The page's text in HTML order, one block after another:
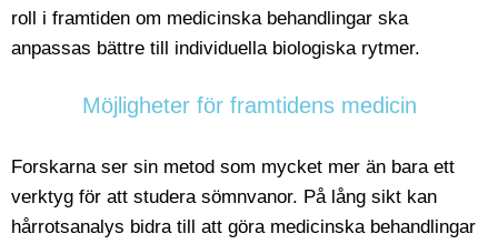
roll i framtiden om medicinska behandlingar ska
anpassas bättre till individuella biologiska rytmer.
Möjligheter för framtidens medicin
Forskarna ser sin metod som mycket mer än bara ett
verktyg för att studera sömnvanor. På lång sikt kan
hårrotsanalys bidra till att göra medicinska behandlingar